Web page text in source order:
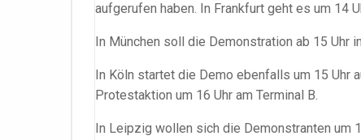
aufgerufen haben. In Frankfurt geht es um 14
In München soll die Demonstration ab 15 Uhr
In Köln startet die Demo ebenfalls um 15 Uhr
Protestaktion um 16 Uhr am Terminal B.
In Leipzig wollen sich die Demonstranten um